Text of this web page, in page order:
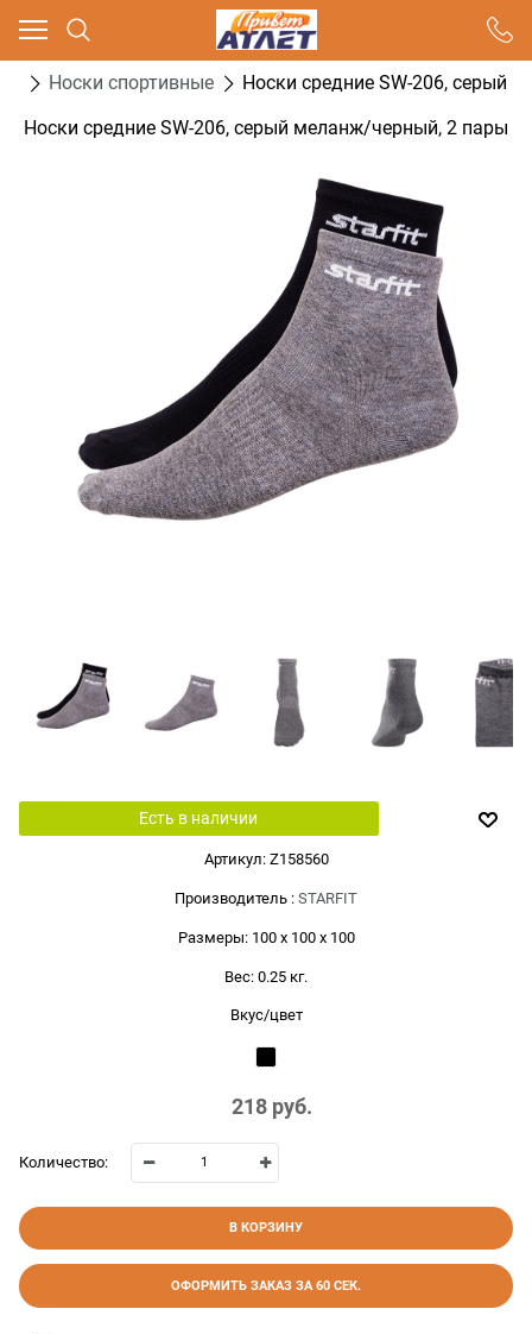
Носки спортивные
Носки средние SW-206, серый
Носки средние SW-206, серый меланж/черный, 2 пары
Есть в наличии
Артикул: Z158560
Производитель : STARFIT
Размеры: 100 x 100 x 100
Вес: 0.25 кг.
Вкус/цвет
218 руб.
Количество:
В КОРЗИНУ
ОФОРМИТЬ ЗАКАЗ ЗА 60 СЕК.
Ваш город - Москва,
угадали?
ДА НЕТ